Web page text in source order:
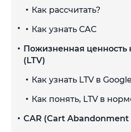
Как рассчитать?
Как узнать САС
Пожизненная ценность
(LTV)
Как узнать LTV в
Как понять, LTV в
CAR (Cart Abandonment